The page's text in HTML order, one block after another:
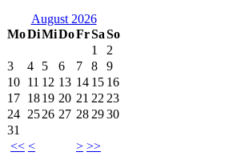
August 2026
MoDiMiDoFrSaSo
<< < > >>
1
2
3
4 5 6 7 8
9
10 11 12 13 14 15 16
17 1819 20 21 22 23
24 2526 27 28 2930
31